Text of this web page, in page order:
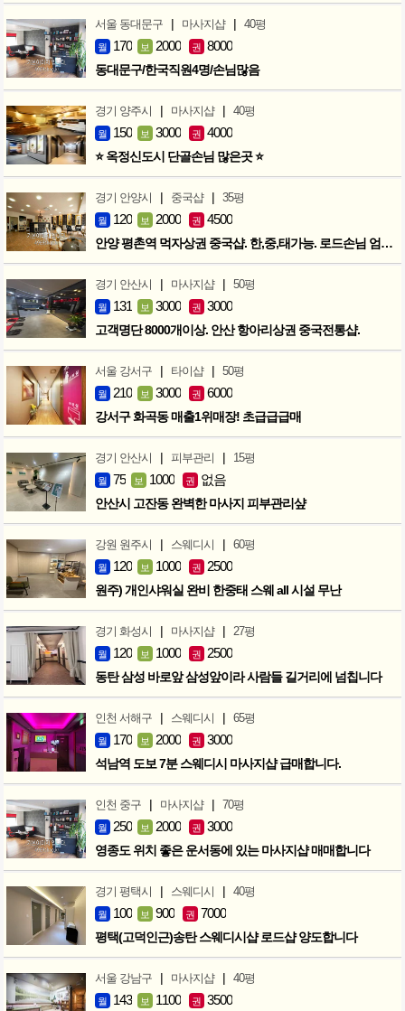
서울 동대문구 | 마사지샵 | 40평
월 170 보 2000 권 8000
동대문구/한국직원4명/손님많음
경기 양주시 | 마사지샵 | 40평
월 150 보 3000 권 4000
⭐ 옥정신도시 단골손님 많은곳 ⭐
경기 안양시 | 중국샵 | 35평
월 120 보 2000 권 4500
안양 평촌역 먹자상권 중국샵. 한,중,태가능. 로드손님 엄청많아요!
경기 안산시 | 마사지샵 | 50평
월 131 보 3000 권 3000
고객명단 8000개이상. 안산 항아리상권 중국전통샵.
서울 강서구 | 타이샵 | 50평
월 210 보 3000 권 6000
강서구 화곡동 매출1위매장! 초급급급매
경기 안산시 | 피부관리 | 15평
월 75 보 1000 권 없음
안산시 고잔동 완벽한 마사지 피부관리샾
강원 원주시 | 스웨디시 | 60평
월 120 보 1000 권 2500
원주) 개인샤워실 완비 한중태 스웨 all 시설 무난
경기 화성시 | 마사지샵 | 27평
월 120 보 1000 권 2500
동탄 삼성 바로앞 삼성앞이라 사람들 길거리에 넘칩니다
인천 서해구 | 스웨디시 | 65평
월 170 보 2000 권 3000
석남역 도보 7분 스웨디시 마사지샵 급매합니다.
인천 중구 | 마사지샵 | 70평
월 250 보 2000 권 3000
영종도 위치 좋은 운서동에 있는 마사지샵 매매합니다
경기 평택시 | 스웨디시 | 40평
월 100 보 900 권 7000
평택(고덕인근)송탄 스웨디시샵 로드샵 양도합니다
서울 강남구 | 마사지샵 | 40평
월 143 보 1100 권 3500